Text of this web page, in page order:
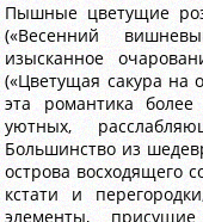
Пышные цветущие
(«Весенний
изысканное
(«Цветущая сакура на
эта романтика
уютных,
Большинство из
острова восходящего
кстати и
элементы,